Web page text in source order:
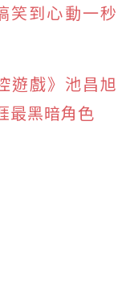
笑到心動一秒
遊戲》池昌旭
最黑暗角色